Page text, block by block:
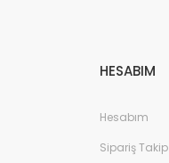
HESABIM
Hesabım
Sipariş Takip